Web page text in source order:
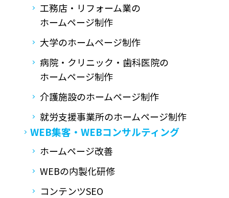
工務店・リフォーム業の
ホームページ制作
大学のホームページ制作
病院・クリニック・歯科医院の
ホームページ制作
介護施設のホームページ制作
就労支援事業所のホームページ制作
WEB集客・ WEBコンサルティング
ホームページ改善
WEBの内製化研修
コンテンツSEO